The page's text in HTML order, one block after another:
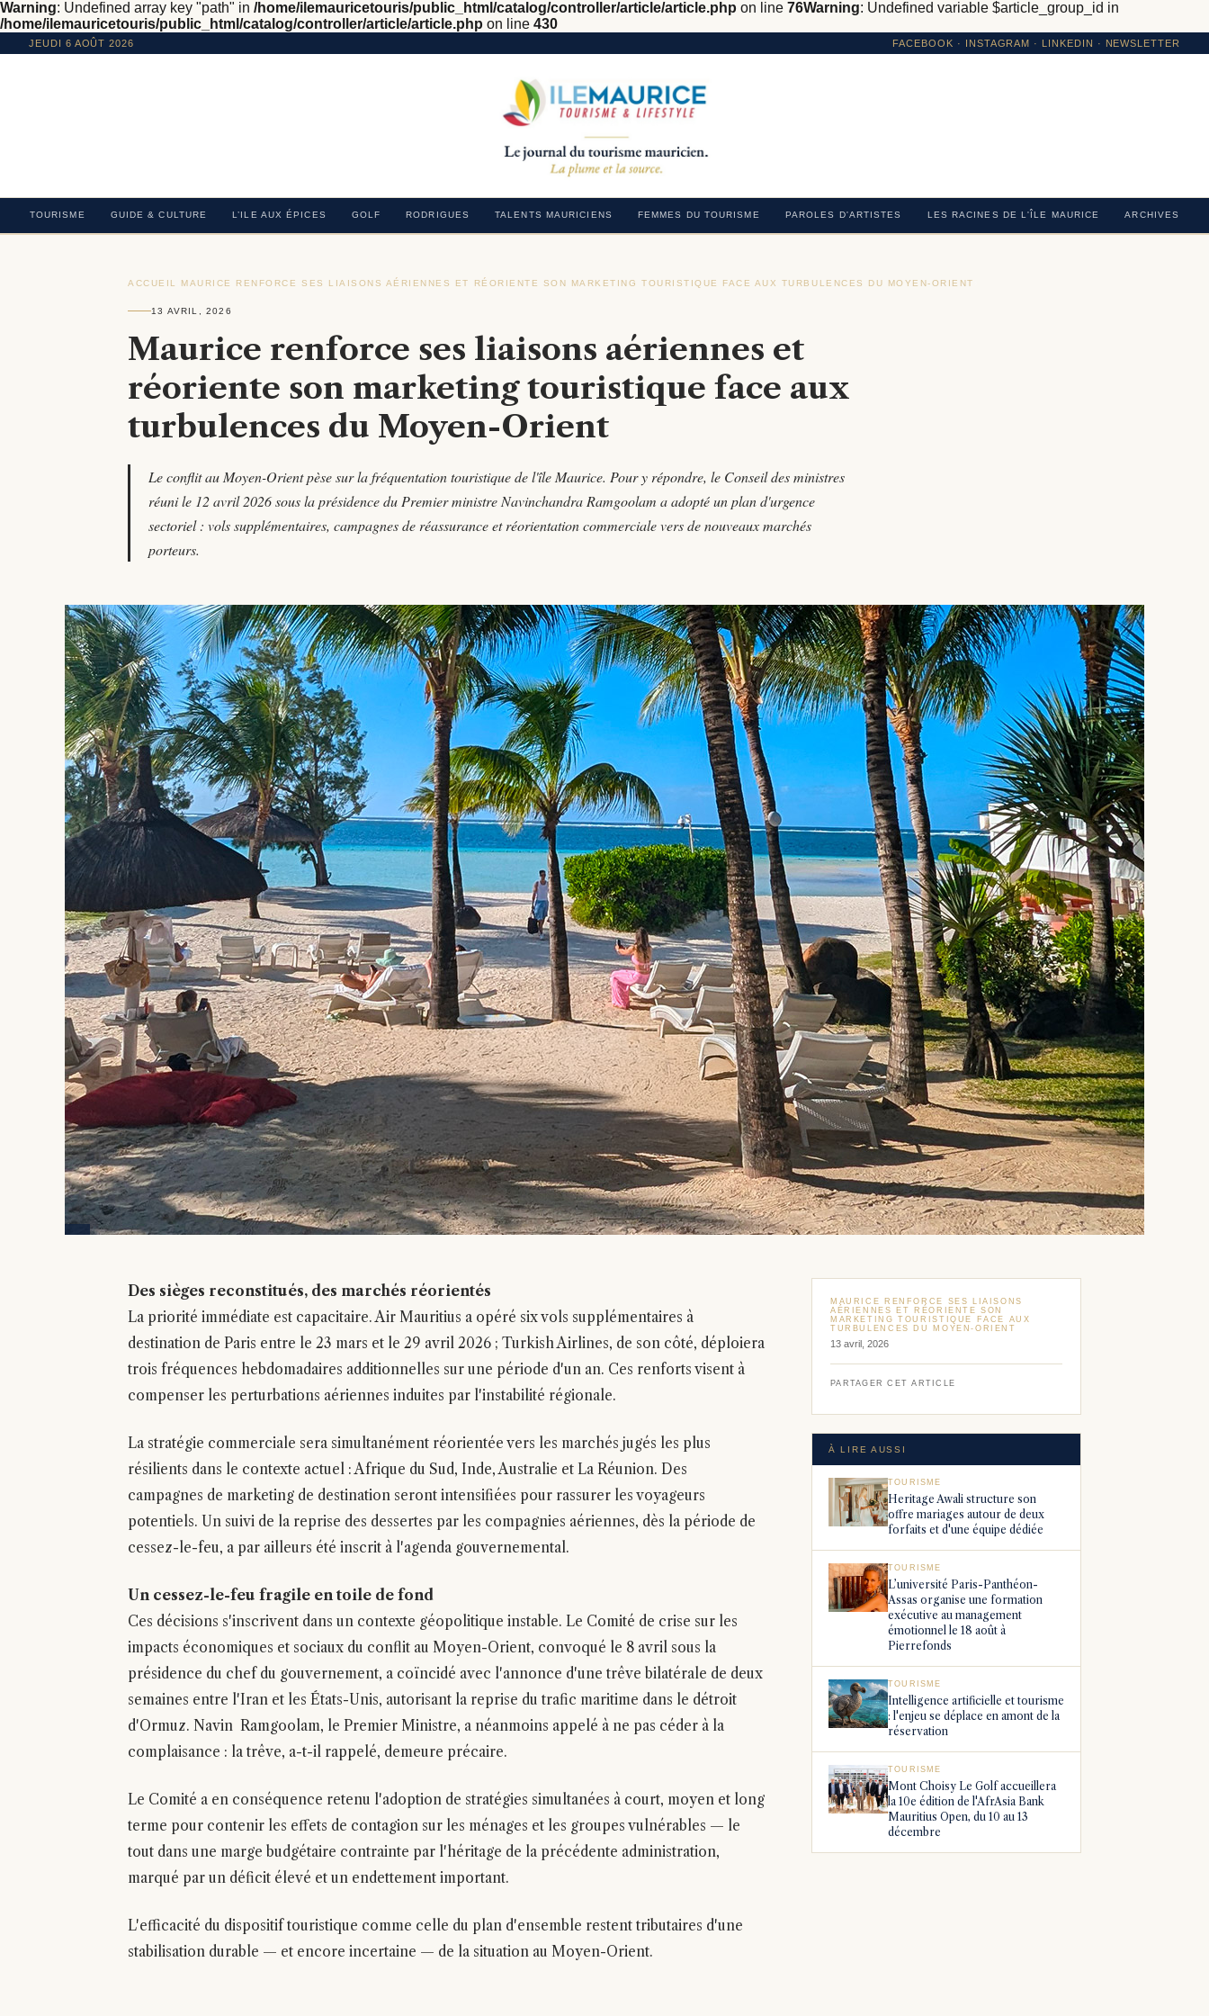
Warning: Undefined array key "path" in /home/ilemauricetouris/public_html/catalog/controller/article/article.php on line 76Warning: Undefined variable $article_group_id in
/home/ilemauricetouris/public_html/catalog/controller/article/article.php on line 430
JEUDI 6 AOÛT 2026 FACEBOOK · INSTAGRAM · LINKEDIN · NEWSLETTER
TOURISME GUIDE & CULTURE L’ILE AUX ÉPICES GOLF RODRIGUES TALENTS MAURICIENS FEMMES DU TOURISME PAROLES D'ARTISTES LES RACINES DE L'ÎLE MAURICE ARCHIVES
ACCUEIL MAURICE RENFORCE SES LIAISONS AÉRIENNES ET RÉORIENTE SON MARKETING TOURISTIQUE FACE AUX TURBULENCES DU MOYEN-ORIENT
13 AVRIL, 2026
Maurice renforce ses liaisons aériennes et
réoriente son marketing touristique face aux
turbulences du Moyen-Orient
Le conflit au Moyen-Orient pèse sur la fréquentation touristique de l'île Maurice. Pour y répondre, le Conseil des ministres
réuni le 12 avril 2026 sous la présidence du Premier ministre Navinchandra Ramgoolam a adopté un plan d'urgence
sectoriel : vols supplémentaires, campagnes de réassurance et réorientation commerciale vers de nouveaux marchés
porteurs.
Des sièges reconstitués, des marchés réorientés
La priorité immédiate est capacitaire. Air Mauritius a opéré six vols supplémentaires à
destination de Paris entre le 23 mars et le 29 avril 2026 ; Turkish Airlines, de son côté, déploiera
trois fréquences hebdomadaires additionnelles sur une période d'un an. Ces renforts visent à
compenser les perturbations aériennes induites par l'instabilité régionale.
La stratégie commerciale sera simultanément réorientée vers les marchés jugés les plus
résilients dans le contexte actuel : Afrique du Sud, Inde, Australie et La Réunion. Des
campagnes de marketing de destination seront intensifiées pour rassurer les voyageurs
potentiels. Un suivi de la reprise des dessertes par les compagnies aériennes, dès la période de
cessez-le-feu, a par ailleurs été inscrit à l'agenda gouvernemental.
Un cessez-le-feu fragile en toile de fond
Ces décisions s'inscrivent dans un contexte géopolitique instable. Le Comité de crise sur les
impacts économiques et sociaux du conflit au Moyen-Orient, convoqué le 8 avril sous la
présidence du chef du gouvernement, a coïncidé avec l'annonce d'une trêve bilatérale de deux
semaines entre l'Iran et les États-Unis, autorisant la reprise du trafic maritime dans le détroit
d'Ormuz. Navin Ramgoolam, le Premier Ministre, a néanmoins appelé à ne pas céder à la
complaisance : la trêve, a-t-il rappelé, demeure précaire.
Le Comité a en conséquence retenu l'adoption de stratégies simultanées à court, moyen et long
terme pour contenir les effets de contagion sur les ménages et les groupes vulnérables — le
tout dans une marge budgétaire contrainte par l'héritage de la précédente administration,
marqué par un déficit élevé et un endettement important.
L'efficacité du dispositif touristique comme celle du plan d'ensemble restent tributaires d'une
stabilisation durable — et encore incertaine — de la situation au Moyen-Orient.
MAURICE RENFORCE SES LIAISONS
AÉRIENNES ET RÉORIENTE SON
MARKETING TOURISTIQUE FACE AUX
TURBULENCES DU MOYEN-ORIENT
13 avril, 2026
PARTAGER CET ARTICLE
À LIRE AUSSI
TOURISME
Heritage Awali structure son
offre mariages autour de deux
forfaits et d'une équipe dédiée
TOURISME
L’université Paris-Panthéon-
Assas organise une formation
exécutive au management
émotionnel le 18 août à
Pierrefonds
TOURISME
Intelligence artificielle et tourisme
: l'enjeu se déplace en amont de la
réservation
TOURISME
Mont Choisy Le Golf accueillera
la 10e édition de l'AfrAsia Bank
Mauritius Open, du 10 au 13
décembre